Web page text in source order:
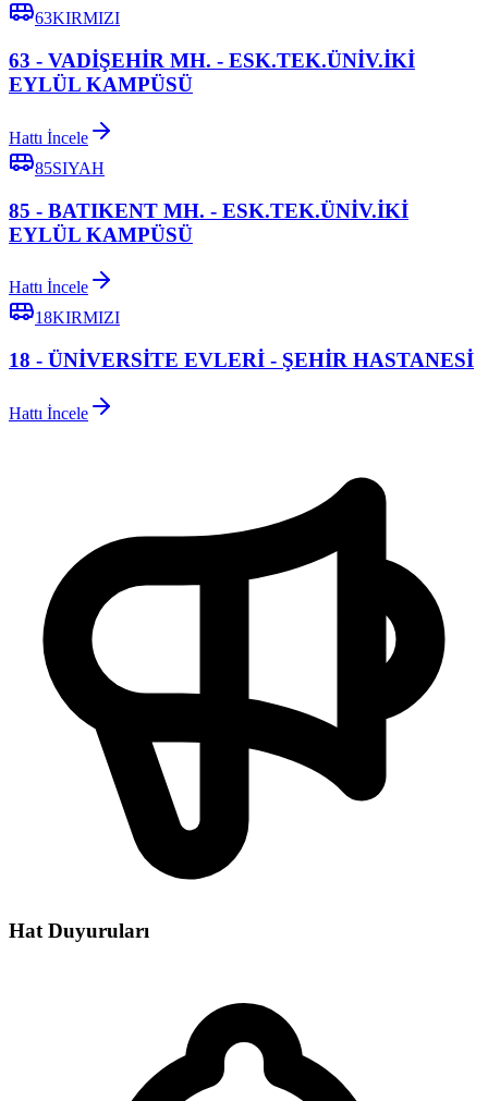
63KIRMIZI
63 - VADİŞEHİR MH. - ESK.TEK.ÜNİV.İKİ
EYLÜL KAMPÜSÜ
Hattı İncele
85SIYAH
85 - BATIKENT MH. - ESK.TEK.ÜNİV.İKİ
EYLÜL KAMPÜSÜ
Hattı İncele
18KIRMIZI
18 - ÜNİVERSİTE EVLERİ - ŞEHİR HASTANESİ
Hattı İncele
Hat Duyuruları